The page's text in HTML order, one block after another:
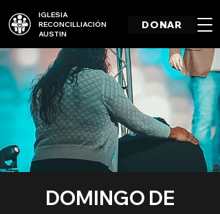
DONAR
IGLESIA
RECONCILLIACIÓN
AUSTIN
DOMINGO DE